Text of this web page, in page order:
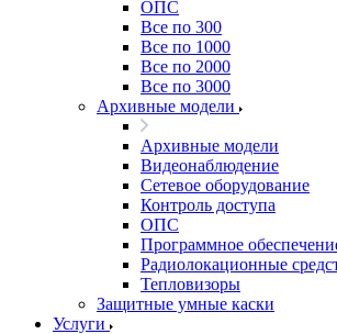
ОПС
Все по 300
Все по 1000
Все по 2000
Все по 3000
Архивные модели
Архивные модели
Видеонаблюдение
Сетевое оборудование
Контроль доступа
ОПС
Программное
Радиолокационные
Тепловизоры
Защитные умные каски
Услуги